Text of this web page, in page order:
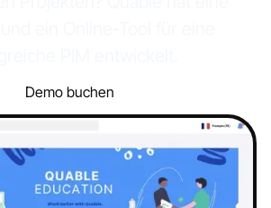
Demo buchen